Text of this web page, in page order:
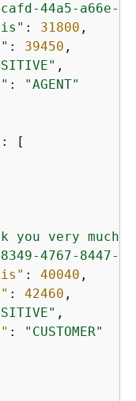
44a5-a66e-
: 31800 ,
: 39450 ,
,
:
"AGENT"
: [
you very
4767-8447-
: 40040 ,
: 42460 ,
,
:
"CUSTOMER"